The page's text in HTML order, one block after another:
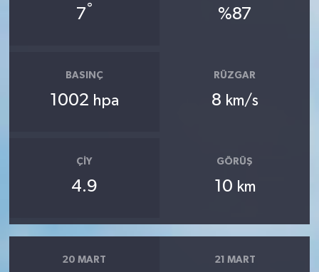
7° %87
BASINÇ
1002 hpa
RÜZGAR
8 km/s
ÇIY
4.9
GÖRÜŞ
10 km
20 MART 21 MART